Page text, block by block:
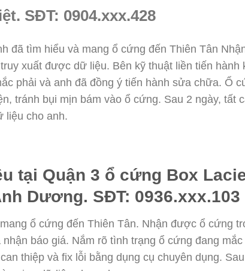
SĐT: 0904.xxx.428
đã tìm hiểu và mang ổ cứng đến Thiên Tân
xuất được dữ liệu. Bên kỹ thuật liền tiến
phải và anh đã đồng ý tiến hành sửa chữa. Ổ
tránh bụi mịn bám vào ổ cứng. Sau 2 ngày, tất
liệu cho anh.
tại Quận 3 ổ cứng Box
Dương. SĐT: 0936.xxx.103
ổ cứng đến Thiên Tân. Nhận được ổ cứng
báo giá. Nắm rõ tình trạng ổ cứng đang
thiệp và fix lỗi bằng dụng cụ chuyên dụng.